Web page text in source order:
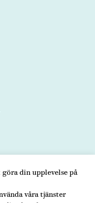
din upplevelse på
våra tjänster